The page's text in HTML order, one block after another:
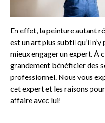
En effet, la peinture autant
est un art plus subtil qu’il
mieux engager un expert. À
grandement bénéficier des
professionnel. Nous vous
cet expert et les raisons
affaire avec lui!